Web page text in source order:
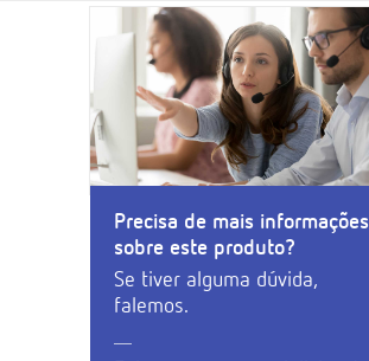
Precisa de mais informações
sobre este produto?
Se tiver alguma dúvida,
falemos.